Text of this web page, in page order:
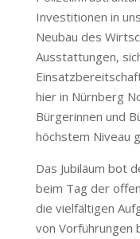
Investitionen in
Neubau des
Ausstattungen,
hier in Nürnberg
Bürgerinnen und
höchstem Niveau
Das Jubiläum bot
beim Tag der
die vielfältigen
von Vorführungen